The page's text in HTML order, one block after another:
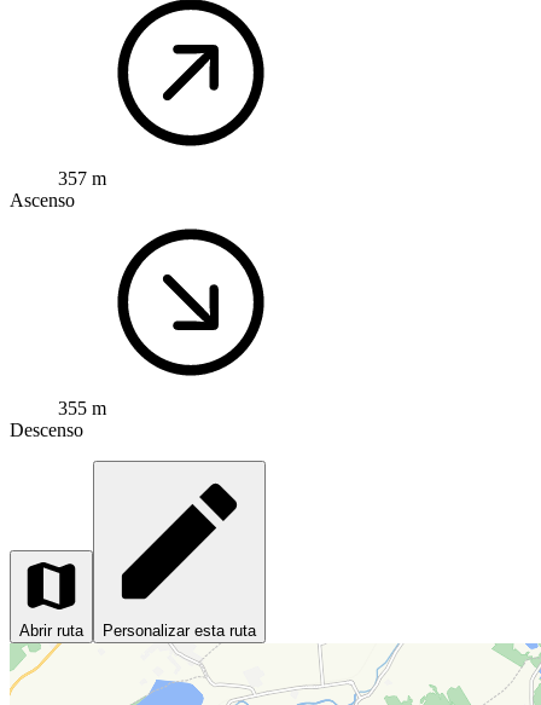
357 m
Ascenso
355 m
Descenso
Abrir ruta Personalizar esta ruta